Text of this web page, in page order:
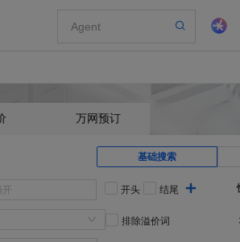
万网预订
基础搜索
开头 结尾
排除溢价词